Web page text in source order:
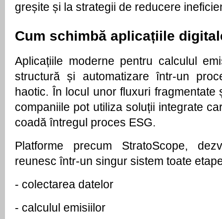
greșite și la strategii de reducere
Cum schimbă aplicațiile
Aplicațiile moderne pentru calculul
structură și automatizare într-un
haotic. În locul unor fluxuri fragmentate
companiile pot utiliza soluții integrate
coadă întregul proces ESG.
Platforme precum StratoScope,
reunesc într-un singur sistem toate
- colectarea datelor
- calculul emisiilor